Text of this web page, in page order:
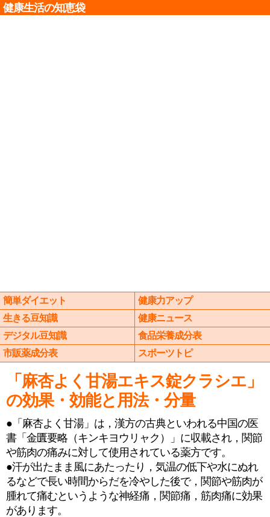
健康生活の知恵袋
簡単ダイエット
健康力アップ
生きる豆知識
健康ニュース
デジタル豆知識
食品栄養成分表
市販薬成分表
スポーツトピ
「麻杏よく甘湯エキス錠クラシエ」
の効果・効能と用法・分量
●「麻杏よく甘湯」は，漢方の古典といわれる中国の医
書「金匱要略（キンキヨウリャク）」に収載され，関節
や筋肉の痛みに対して使用されている薬方です。
●汗が出たまま風にあたったり，気温の低下や水にぬれ
るなどで長い時間からだを冷やした後で，関節や筋肉が
腫れて痛むというような神経痛，関節痛，筋肉痛に効果
があります。